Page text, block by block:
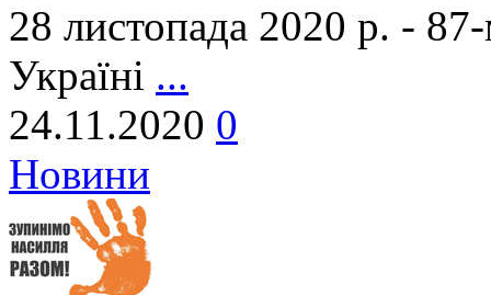
28 листопада 2020 р. -
Україні ...
24.11.2020 0
Новини